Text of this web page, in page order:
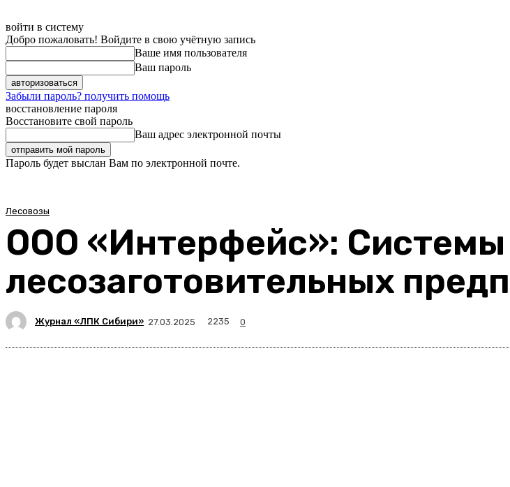
войти в систему
Добро пожаловать! Войдите в свою учётную запись
Ваше имя пользователя
Ваш пароль
Забыли пароль? получить помощь
восстановление пароля
Восстановите свой пароль
Ваш адрес электронной почты
Пароль будет выслан Вам по электронной почте.
Лесовозы
ООО «Интерфейс»: Системы
лесозаготовительных
Журнал «ЛПК Сибири» 27.03.2025 2235 0